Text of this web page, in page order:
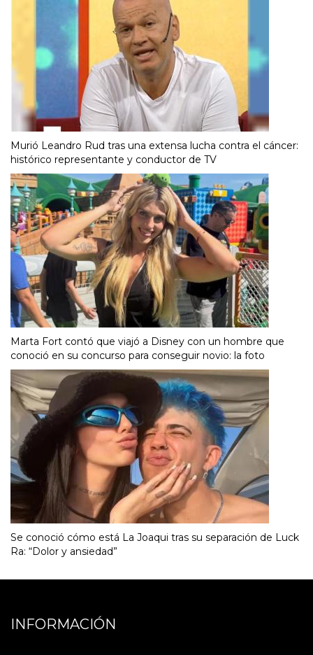
Murió Leandro Rud tras una extensa lucha contra el cáncer:
histórico representante y conductor de TV
Marta Fort contó que viajó a Disney con un hombre que
conoció en su concurso para conseguir novio: la foto
Se conoció cómo está La Joaqui tras su separación de Luck
Ra: “Dolor y ansiedad”
INFORMACIÓN